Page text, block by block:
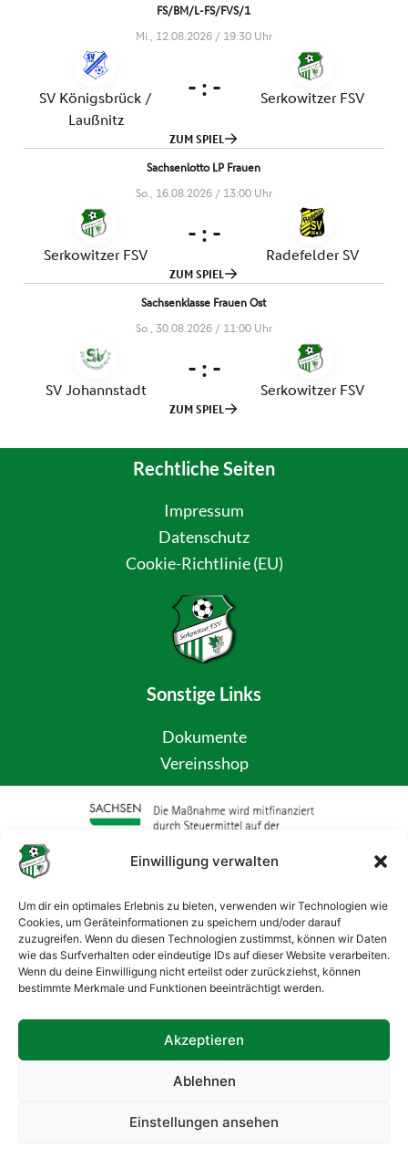
Einwilligung verwalten
Um dir ein optimales Erlebnis zu bieten, verwenden wir Technologien wie
Cookies, um Geräteinformationen zu speichern und/oder darauf
zuzugreifen. Wenn du diesen Technologien zustimmst, können wir Daten
wie das Surfverhalten oder eindeutige IDs auf dieser Website verarbeiten.
Wenn du deine Einwilligung nicht erteilst oder zurückziehst, können
bestimmte Merkmale und Funktionen beeinträchtigt werden.
Akzeptieren
Ablehnen
Einstellungen ansehen
Rechtliche Seiten
Impressum
Datenschutz
Cookie-Richtlinie (EU)
Sonstige Links
Dokumente
Vereinsshop
© Copyright Serkowitzer FSV e.V.